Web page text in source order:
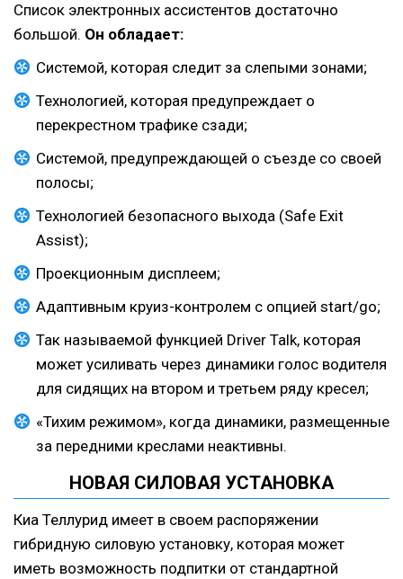
Список электронных ассистентов достаточно
большой. Он обладает:
Системой, которая следит за слепыми зонами;
Технологией, которая предупреждает о
перекрестном трафике сзади;
Системой, предупреждающей о съезде со своей
полосы;
Технологией безопасного выхода (Safe Exit
Assist);
Проекционным дисплеем;
Адаптивным круиз-контролем с опцией start/go;
Так называемой функцией Driver Talk, которая
может усиливать через динамики голос водителя
для сидящих на втором и третьем ряду кресел;
«Тихим режимом», когда динамики, размещенные
за передними креслами неактивны.
НОВАЯ СИЛОВАЯ УСТАНОВКА
Киа Теллурид имеет в своем распоряжении
гибридную силовую установку, которая может
иметь возможность подпитки от стандартной